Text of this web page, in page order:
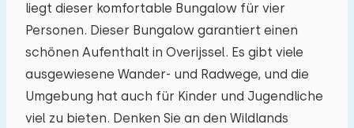
liegt dieser komfortable Bungalow für vier
Personen. Dieser Bungalow garantiert einen
schönen Aufenthalt in Overijssel. Es gibt viele
ausgewiesene Wander- und Radwege, und die
Umgebung hat auch für Kinder und Jugendliche
viel zu bieten. Denken Sie an den Wildlands
Mo Di Mi Do Fr Sa
27 28 29 30 31 01 02
03 04 05 06 07 08 09